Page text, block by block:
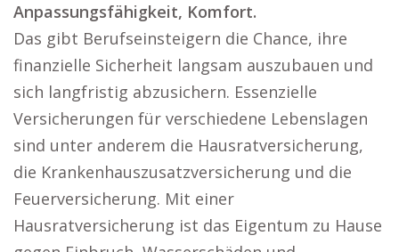
Anpassungsfähigkeit, Komfort.
Das gibt Berufseinsteigern die Chance, ihre
finanzielle Sicherheit langsam auszubauen und
sich langfristig abzusichern. Essenzielle
Versicherungen für verschiedene Lebenslagen
sind unter anderem die Hausratversicherung,
die Krankenhauszusatzversicherung und die
Feuerversicherung. Mit einer
Hausratversicherung ist das Eigentum zu Hause